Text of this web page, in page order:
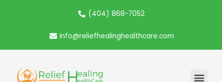
(404) 868-7052
info@reliefhealinghealthcare.com